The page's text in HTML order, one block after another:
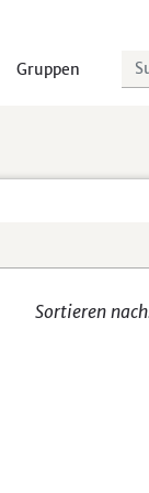
Gruppen
Sortieren nach